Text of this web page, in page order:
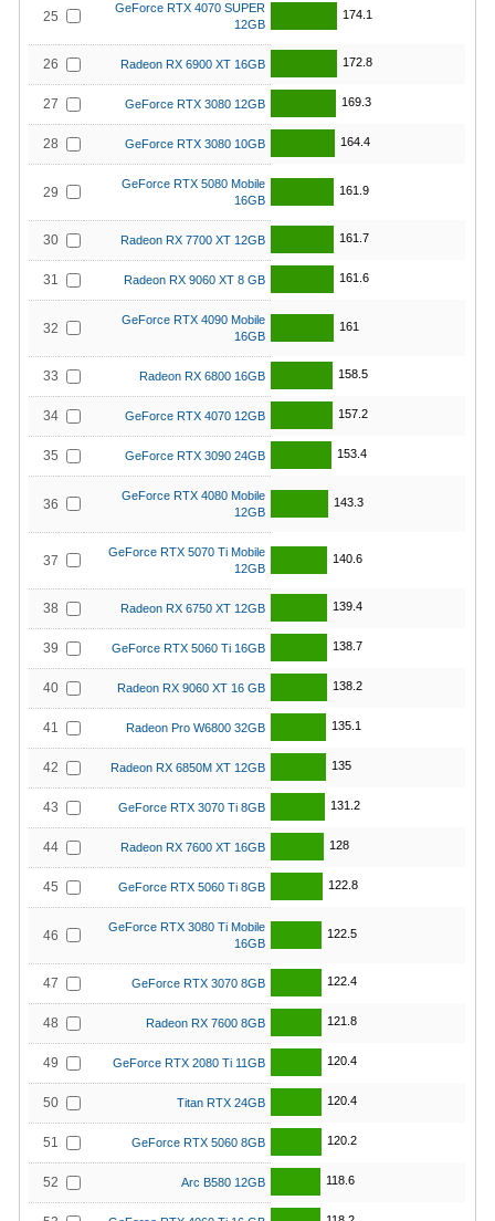
25
GeForce RTX 4070 SUPER
12GB
174.1
26 Radeon RX 6900 XT 16GB 172.8
27 GeForce RTX 3080 12GB 169.3
28 GeForce RTX 3080 10GB 164.4
29
GeForce RTX 5080 Mobile
16GB
161.9
30 Radeon RX 7700 XT 12GB 161.7
31 Radeon RX 9060 XT 8 GB 161.6
32
GeForce RTX 4090 Mobile
16GB
161
33 Radeon RX 6800 16GB 158.5
34 GeForce RTX 4070 12GB 157.2
35 GeForce RTX 3090 24GB 153.4
36
GeForce RTX 4080 Mobile
12GB
143.3
37
GeForce RTX 5070 Ti Mobile
12GB
140.6
38 Radeon RX 6750 XT 12GB 139.4
39 GeForce RTX 5060 Ti 16GB 138.7
40 Radeon RX 9060 XT 16 GB 138.2
41 Radeon Pro W6800 32GB 135.1
42 Radeon RX 6850M XT 12GB 135
43 GeForce RTX 3070 Ti 8GB 131.2
44 Radeon RX 7600 XT 16GB 128
45 GeForce RTX 5060 Ti 8GB 122.8
46
GeForce RTX 3080 Ti Mobile
16GB
122.5
47 GeForce RTX 3070 8GB 122.4
48 Radeon RX 7600 8GB 121.8
49 GeForce RTX 2080 Ti 11GB 120.4
50 Titan RTX 24GB 120.4
51 GeForce RTX 5060 8GB 120.2
52 Arc B580 12GB 118.6